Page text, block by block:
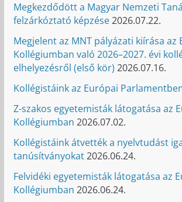
Megkezdődött a Magyar Nemzeti
felzárkóztató képzése2026.07.22.
Megjelent az MNT pályázati kiírása az
Kollégiumban való 2026–2027. évi
elhelyezésről (első kör) 2026.07.16.
Kollégistáink az Európai
Z-szakos egyetemisták látogatása az
Kollégiumban 2026.07.02.
Kollégistáink átvették a nyelvtudást
tanúsítványokat2026.06.24.
Felvidéki egyetemisták látogatása az
Kollégiumban 2026.06.24.